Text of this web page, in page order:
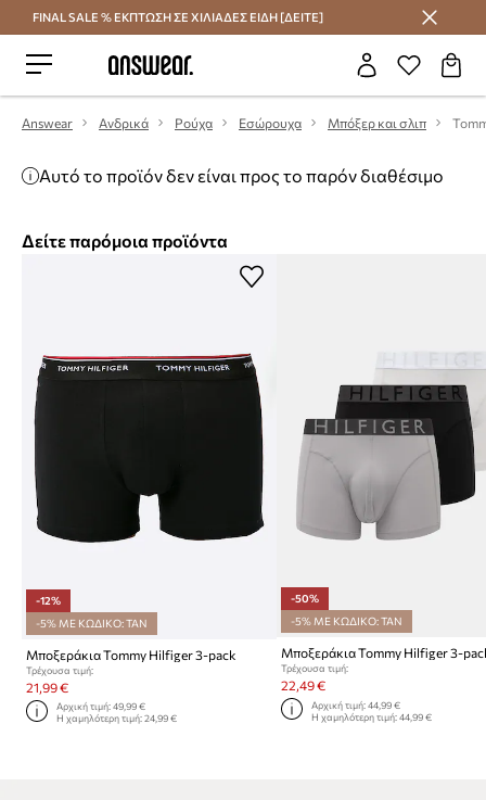
Εξοικονομήστε με το Answear Club
FINAL SALE % ΕΚΠΤΩΣΗ ΣΕ ΧΙΛΙΑΔΕΣ ΕΙΔΗ [ΔΕΙΤΕ]
Answear Ανδρικά Ρούχα Εσώρουχα Μπόξερ και σλιπ
Αυτό το προϊόν δεν είναι προς το παρόν διαθέσιμο
Δείτε παρόμοια προϊόντα
-12%
-5% ΜΕ ΚΩΔΙΚΟ: TAN
Μποξεράκια Tommy Hilfiger 3-pack
Τρέχουσα τιμή:
21,99 €
Αρχική τιμή:49,99 €
Η χαμηλότερη τιμή:24,99 €
-50%
-5% ΜΕ ΚΩΔΙΚΟ: TAN
Μποξεράκια Tommy Hilfiger 3-
Τρέχουσα τιμή:
22,49 €
Αρχική τιμή: 44,99 €
Η χαμηλότερη τιμή: 44,99 €